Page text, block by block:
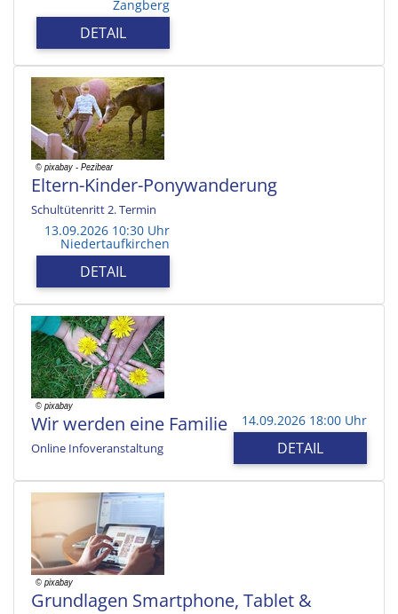
Zangberg
DETAIL
Eltern-Kinder-Ponywanderung
Schultütenritt 2. Termin
13.09.2026 10:30 Uhr
Niedertaufkirchen
DETAIL
Wir werden eine Familie
Online Infoveranstaltung
14.09.2026 18:00 Uhr
DETAIL
Grundlagen Smartphone, Tablet &